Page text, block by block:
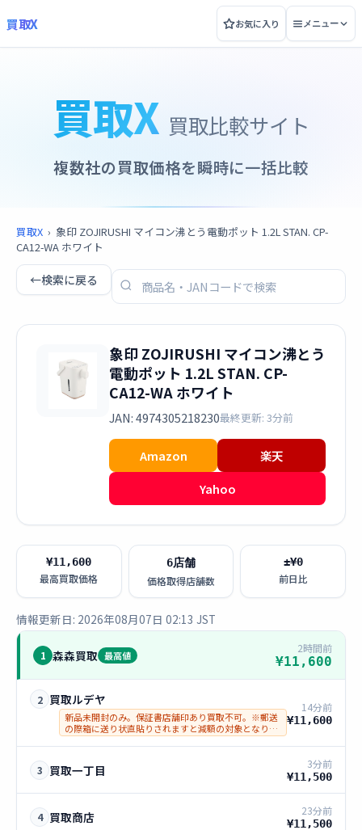
買取X お気に入り メニュー
買取X 買取比較サイト
複数社の買取価格を瞬時に一括比較
買取X › 象印 ZOJIRUSHI マイコン沸とう電動ポット 1.2L STAN. CP-
CA12-WA ホワイト
←検索に戻る
象印 ZOJIRUSHI マイコン沸とう
電動ポット 1.2L STAN. CP-
CA12-WA ホワイト
JAN: 4974305218230最終更新: 3分前
Amazon
楽天
Yahoo
¥11,600
最高買取価格
6店舗
価格取得店舗数
±¥0
前日比
情報更新日: 2026年08月07日 02:13 JST
1 森森買取 最高値
2時間前
¥11,600
2 買取ルデヤ
新品未開封のみ。保証書店舗印あり買取不可。※郵送
の際箱に送り状直貼りされますと減額の対象となりま
す。(-3,000円)
14分前
¥11,600
3 買取一丁目 3分前
¥11,500
4 買取商店 23分前
¥11,500